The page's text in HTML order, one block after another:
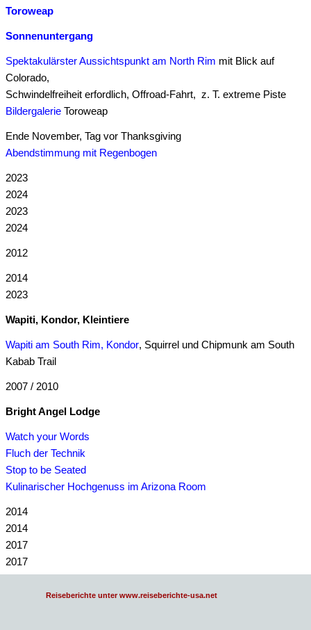
Toroweap
Sonnenuntergang
Spektakulärster Aussichtspunkt am North Rim mit Blick auf
Colorado,
Schwindelfreiheit erfordlich, Offroad-Fahrt, z. T. extreme Piste
Bildergalerie Toroweap
Ende November, Tag vor Thanksgiving
Abendstimmung mit Regenbogen
2023
2024
2023
2024
2012
2014
2023
Wapiti, Kondor, Kleintiere
Wapiti am South Rim, Kondor, Squirrel und Chipmunk am South
Kabab Trail
2007 / 2010
Bright Angel Lodge
Watch your Words
Fluch der Technik
Stop to be Seated
Kulinarischer Hochgenuss im Arizona Room
2014
2014
2017
2017
Reiseberichte unter www.reiseberichte-usa.net